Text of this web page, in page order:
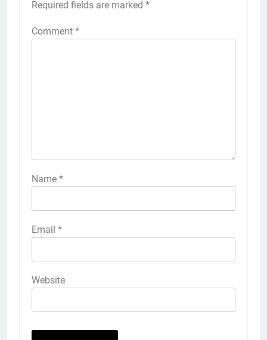
Required fields are marked *
Comment *
Name *
Email *
Website